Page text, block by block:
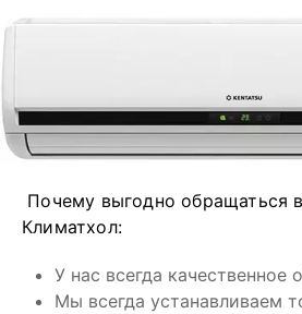
Почему выгодно обращаться
Климатхол:
У нас всегда качественное
Мы всегда устанавливаем